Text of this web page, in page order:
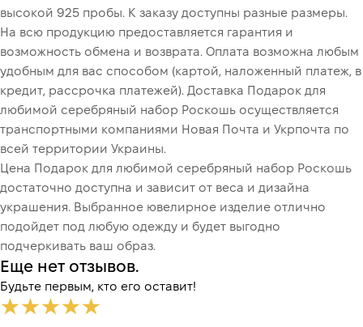
высокой 925 пробы. К заказу доступны разные размеры.
На всю продукцию предоставляется гарантия и
возможность обмена и возврата. Оплата возможна любым
удобным для вас способом (картой, наложенный платеж, в
кредит, рассрочка платежей). Доставка Подарок для
любимой серебряный набор Роскошь осуществляется
транспортными компаниями Новая Почта и Укрпочта по
всей территории Украины.
Цена Подарок для любимой серебряный набор Роскошь
достаточно доступна и зависит от веса и дизайна
украшения. Выбранное ювелирное изделие отлично
подойдет под любую одежду и будет выгодно
подчеркивать ваш образ.
Еще нет отзывов.
Будьте первым, кто его оставит!